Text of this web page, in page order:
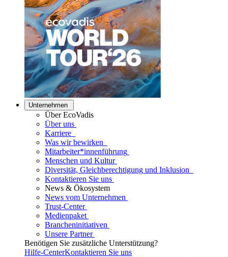
Unternehmen
Über EcoVadis
Über uns
Karriere
Was wir bewirken
Mitarbeiter*innenführung
Menschen und Kultur
Diversität, Gleichberechtigung und Inklusion
Kontaktieren Sie uns
News & Ökosystem
News vom Unternehmen
Trust-Center
Medienpaket
Brancheninitiativen
Unsere Partner
Benötigen Sie zusätzliche Unterstützung?
Hilfe-CenterKontaktieren Sie uns